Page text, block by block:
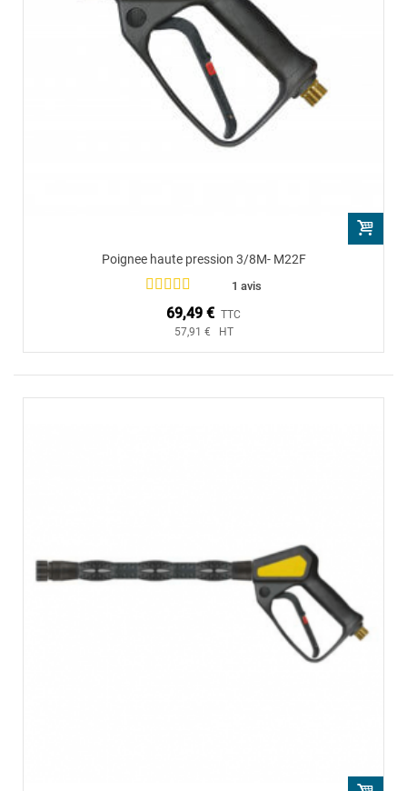
Poignee haute pression 3/8M- M22F
1 avis
69,49 € TTC
57,91 € HT